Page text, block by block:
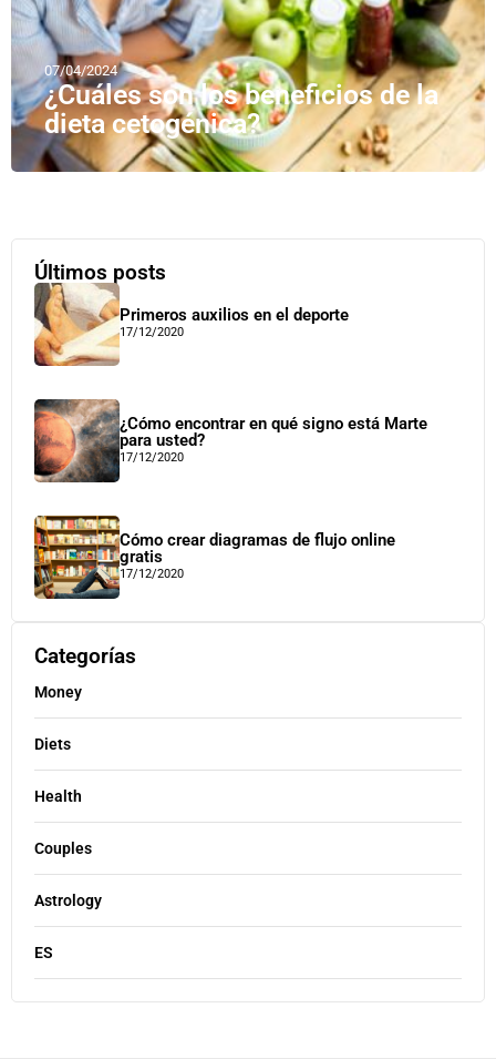
07/04/2024
¿Cuáles son los beneficios de la
dieta cetogénica?
Últimos posts
Primeros auxilios en el deporte
17/12/2020
¿Cómo encontrar en qué signo está Marte
para usted?
17/12/2020
Cómo crear diagramas de flujo online
gratis
17/12/2020
Categorías
Money
Diets
Health
Couples
Astrology
ES